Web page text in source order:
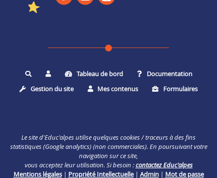
Rechercher Tableau de bord
Documentation
Gestion du site
Mes contenus Formulaires
Le site d'Educ'alpes utilise quelques cookies / traceurs à des fins
statistiques (Google analytics) (non commerciales). En poursuivant votre
navigation sur ce site,
vous acceptez leur utilisation. Si besoin :contactez Educ'alpes
Mentions légales| Propriété Intellectuelle| Admin| Mot de passe